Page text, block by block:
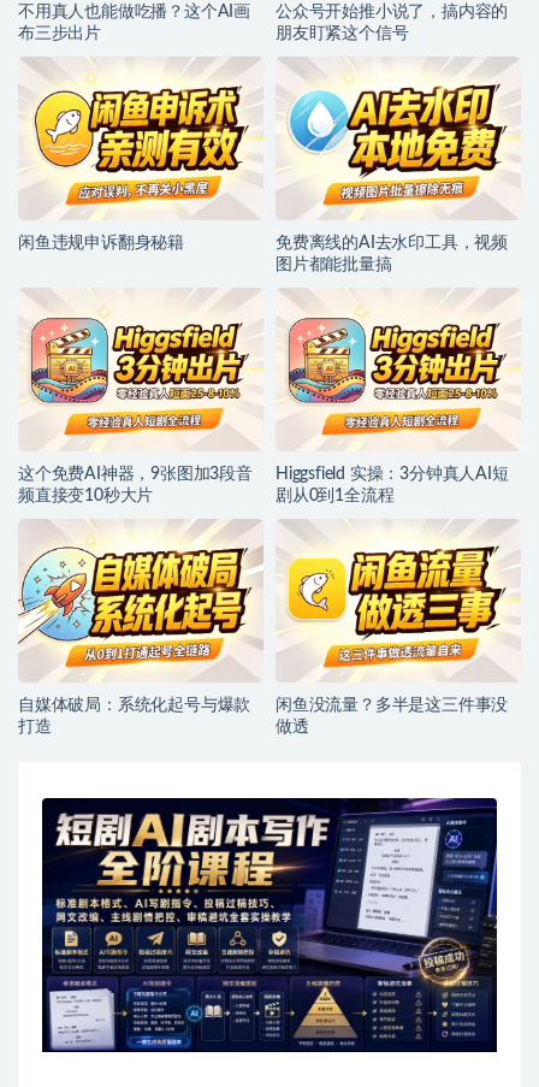
不用真人也能做吃播？这个AI画
布三步出片
公众号开始推小说了，搞内容的
朋友盯紧这个信号
闲鱼违规申诉翻身秘籍
免费离线的AI去水印工具，视频
图片都能批量搞
这个免费AI神器，9张图加3段音
频直接变10秒大片
Higgsfield 实操：3分钟真人AI短
剧从0到1全流程
自媒体破局：系统化起号与爆款
打造
闲鱼没流量？多半是这三件事没
做透